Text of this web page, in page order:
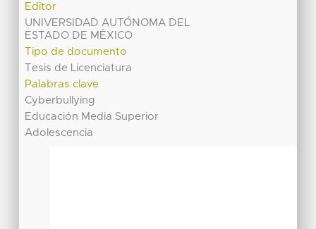
Editor
UNIVERSIDAD AUTÓNOMA DEL
ESTADO DE MÉXICO
Tipo de documento
Tesis de Licenciatura
Palabras clave
Cyberbullying
Educación Media Superior
Adolescencia